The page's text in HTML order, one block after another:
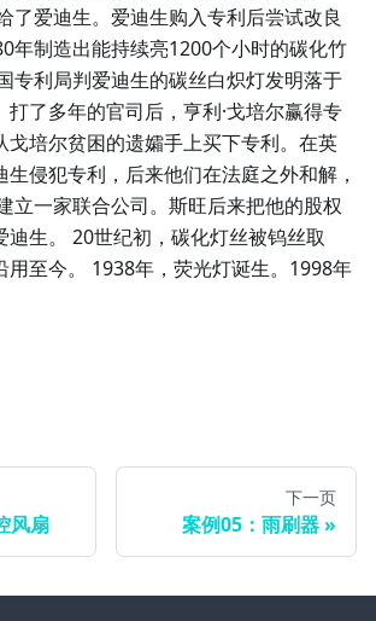
了爱迪生。爱迪生购入专利后尝试改良
年制造出能持续亮1200个小时的碳化竹
专利局判爱迪生的碳丝白炽灯发明落于
打了多年的官司后，亨利·戈培尔赢得专
戈培尔贫困的遗孀手上买下专利。在英
生侵犯专利，后来他们在法庭之外和解，
立一家联合公司。斯旺后来把他的股权
迪生。 20世纪初，碳化灯丝被钨丝取
用至今。 1938年，荧光灯诞生。1998年
风扇
下一页
案例05：雨刷器